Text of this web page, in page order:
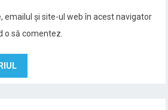
emailul și site-ul web în acest navigator
o să comentez.